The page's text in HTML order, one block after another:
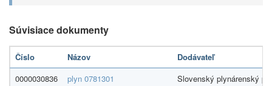
Súvisiace dokumenty
Číslo Názov
Dodávateľ
0000030836
plyn 0781301
Slovenský plynárenský